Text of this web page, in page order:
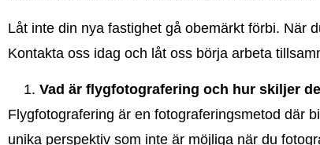
Låt inte din nya fastighet gå obemärkt förbi. När
Kontakta oss idag och låt oss börja arbeta
Vad är flygfotografering och hur skiljer
Flygfotografering är en fotograferingsmetod där
unika perspektiv som inte är möjliga när du